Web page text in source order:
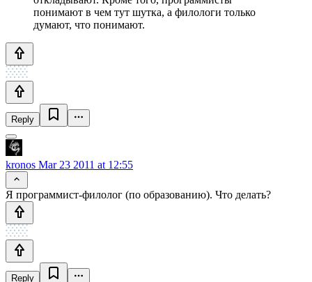
понимают в чем тут шутка, а филологи только
думают, что понимают.
Reply
kronos Mar 23 2011 at 12:55
Я программист-филолог (по образованию). Что делать?
Reply